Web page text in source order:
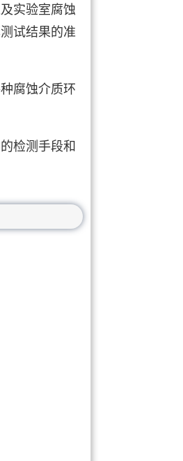
实验室腐蚀
试结果的准
腐蚀介质环
检测手段和